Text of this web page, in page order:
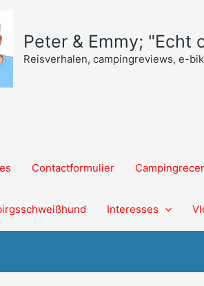
Peter & Emmy; "Echt
Reisverhalen, campingreviews, e-
Contactformulier
Interesses